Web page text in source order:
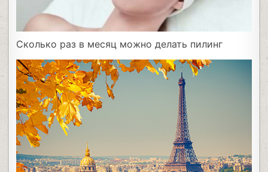
Сколько раз в месяц можно делать пилинг